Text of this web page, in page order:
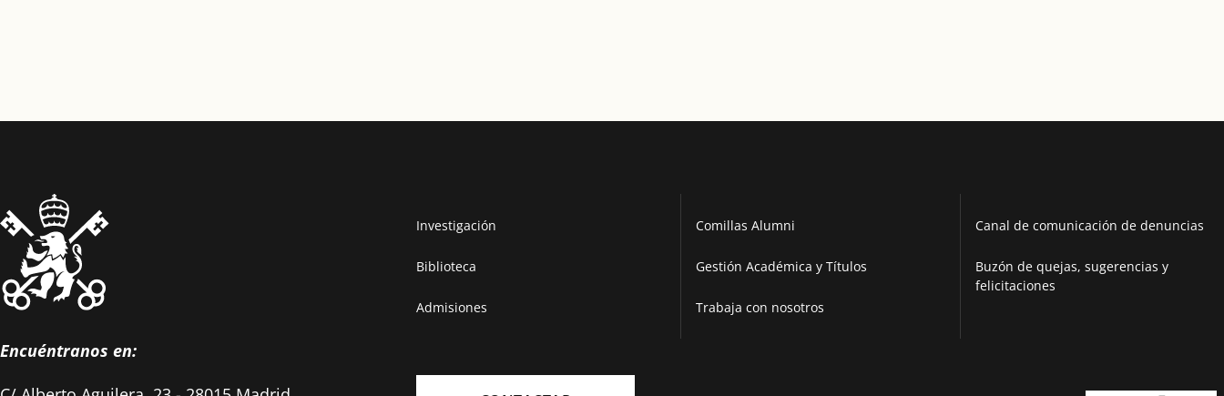
Encuéntranos en:
Investigación
Biblioteca
Admisiones
Comillas Alumni
Gestión Académica y Títulos
Trabaja con nosotros
Canal de comunicación de denuncias
Buzón de quejas, sugerencias y
felicitaciones